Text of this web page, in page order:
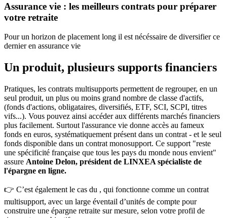
Assurance vie : les meilleurs contrats pour préparer
votre retraite
Pour un horizon de placement long il est nécéssaire de diversifier ce
dernier en assurance vie
Un produit, plusieurs supports financiers
Pratiques, les contrats multisupports permettent de regrouper, en un
seul produit, un plus ou moins grand nombre de classe d'actifs,
(fonds d'actions, obligataires, diversifiés, ETF, SCI, SCPI, titres
vifs...). Vous pouvez ainsi accéder aux différents marchés financiers
plus facilement. Surtout l'assurance vie donne accès au fameux
fonds en euros, systématiquement présent dans un contrat - et le seul
fonds disponible dans un contrat monosupport. Ce support "reste
une spécificité française que tous les pays du monde nous envient"
assure Antoine Delon, président de LINXEA spécialiste de
l'épargne en ligne.
👉 C’est également le cas du , qui fonctionne comme un contrat
multisupport, avec un large éventail d’unités de compte pour
construire une épargne retraite sur mesure, selon votre profil de